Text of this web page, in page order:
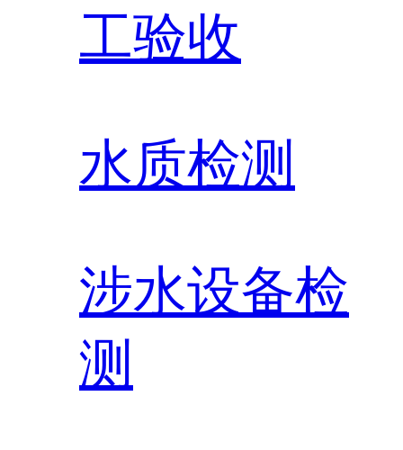
工验收
水质检测
涉水设备检
测